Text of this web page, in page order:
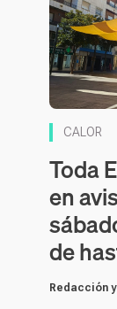
CALOR
Toda
en
de
Redacción